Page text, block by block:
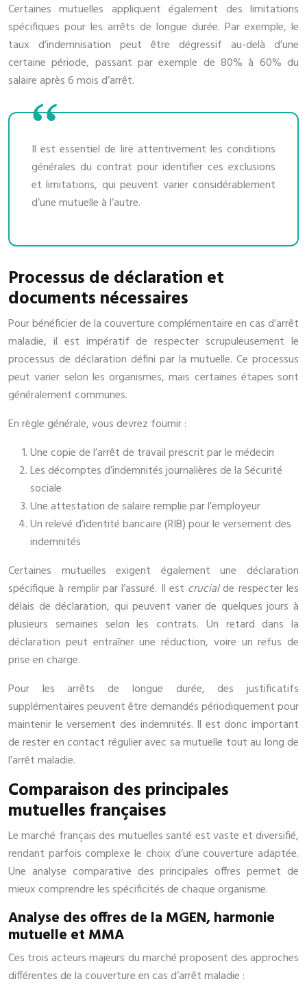
Certaines mutuelles appliquent également des limitations
spécifiques pour les arrêts de longue durée. Par exemple, le
taux d’indemnisation peut être dégressif au-delà d’une
certaine période, passant par exemple de 80% à 60% du
salaire après 6 mois d’arrêt.
Il est essentiel de lire attentivement les conditions
générales du contrat pour identifier ces exclusions
et limitations, qui peuvent varier considérablement
d’une mutuelle à l’autre.
Processus de déclaration et
documents nécessaires
Pour bénéficier de la couverture complémentaire en cas d’arrêt
maladie, il est impératif de respecter scrupuleusement le
processus de déclaration défini par la mutuelle. Ce processus
peut varier selon les organismes, mais certaines étapes sont
généralement communes.
En règle générale, vous devrez fournir :
Une copie de l’arrêt de travail prescrit par le médecin
Les décomptes d’indemnités journalières de la Sécurité
sociale
Une attestation de salaire remplie par l’employeur
Un relevé d’identité bancaire (RIB) pour le versement des
indemnités
Certaines mutuelles exigent également une déclaration
spécifique à remplir par l’assuré. Il est crucialde respecter les
délais de déclaration, qui peuvent varier de quelques jours à
plusieurs semaines selon les contrats. Un retard dans la
déclaration peut entraîner une réduction, voire un refus de
prise en charge.
Pour les arrêts de longue durée, des justificatifs
supplémentaires peuvent être demandés périodiquement pour
maintenir le versement des indemnités. Il est donc important
de rester en contact régulier avec sa mutuelle tout au long de
l’arrêt maladie.
Comparaison des principales
mutuelles françaises
Le marché français des mutuelles santé est vaste et diversifié,
rendant parfois complexe le choix d’une couverture adaptée.
Une analyse comparative des principales offres permet de
mieux comprendre les spécificités de chaque organisme.
Analyse des offres de la MGEN, harmonie
mutuelle et MMA
Ces trois acteurs majeurs du marché proposent des approches
différentes de la couverture en cas d’arrêt maladie :